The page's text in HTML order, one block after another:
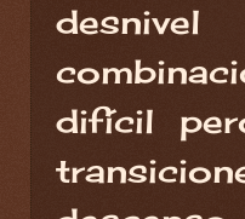
difícil